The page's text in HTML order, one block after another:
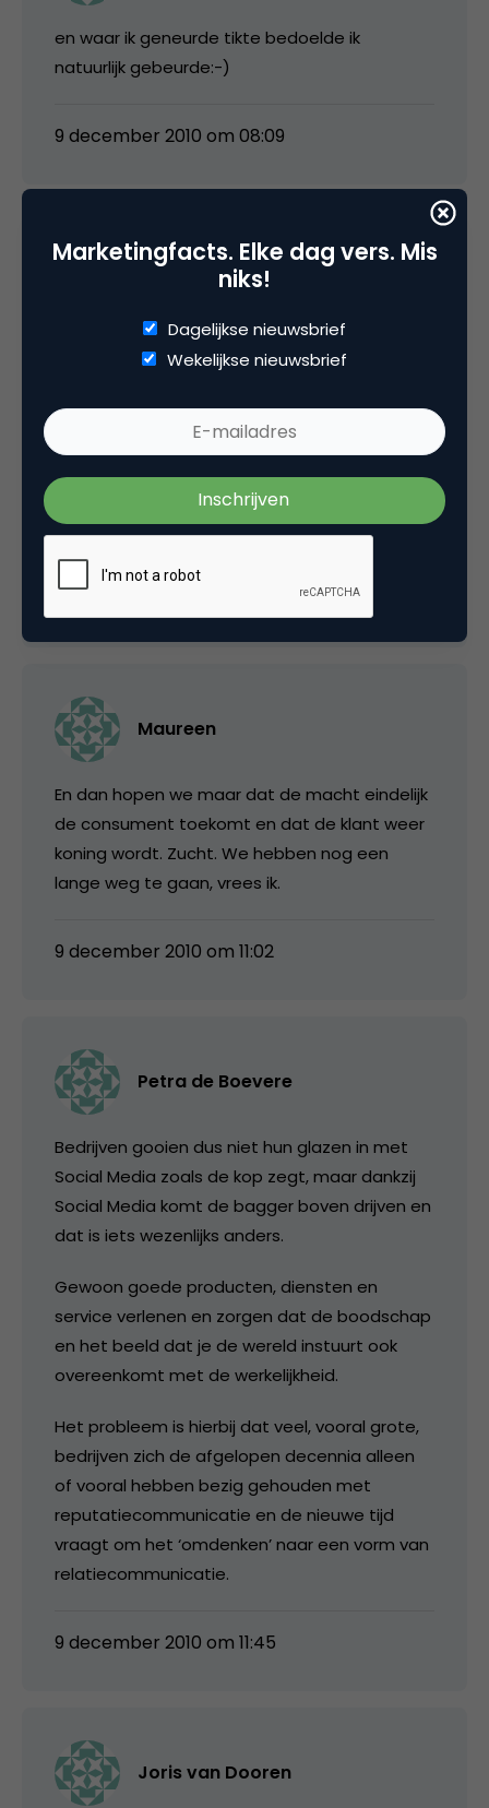
en waar ik geneurde tikte bedoelde ik
natuurlijk gebeurde:-)
9 december 2010 om 08:09
wimwoning
De conversation manager komt inderdaad in
mijn gedachten.
Het is toch fantastisch dat bedrijven
tegenwoordig zo hard afgerekend worden?
transparantie worden eindelijk nodig voor het
bestaansrecht van bedrijven!
Maureen
En dan hopen we maar dat de macht eindelijk
de consument toekomt en dat de klant weer
koning wordt. Zucht. We hebben nog een
lange weg te gaan, vrees ik.
9 december 2010 om 11:02
Petra de Boevere
Bedrijven gooien dus niet hun glazen in met
Social Media zoals de kop zegt, maar dankzij
Social Media komt de bagger boven drijven en
dat is iets wezenlijks anders.
Gewoon goede producten, diensten en
service verlenen en zorgen dat de boodschap
en het beeld dat je de wereld instuurt ook
overeenkomt met de werkelijkheid.
Het probleem is hierbij dat veel, vooral grote,
bedrijven zich de afgelopen decennia alleen
of vooral hebben bezig gehouden met
reputatiecommunicatie en de nieuwe tijd
vraagt om het ‘omdenken’ naar een vorm van
relatiecommunicatie.
9 december 2010 om 11:45
Joris van Dooren
Marketingfacts. Elke dag vers. Mis
niks!
Dagelijkse nieuwsbrief
Wekelijkse nieuwsbrief